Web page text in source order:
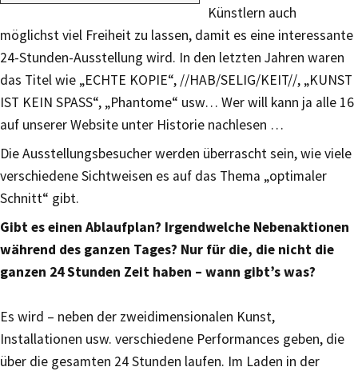
Künstlern auch
möglichst viel Freiheit zu lassen, damit es eine interessante
24-Stunden-Ausstellung wird. In den letzten Jahren waren
das Titel wie „ECHTE KOPIE“, //HAB/SELIG/KEIT//, „KUNST
IST KEIN SPASS“, „Phantome“ usw… Wer will kann ja alle 16
auf unserer Website unter Historie nachlesen …
Die Ausstellungsbesucher werden überrascht sein, wie viele
verschiedene Sichtweisen es auf das Thema „optimaler
Schnitt“ gibt.
Gibt es einen Ablaufplan? Irgendwelche Nebenaktionen
während des ganzen Tages? Nur für die, die nicht die
ganzen 24 Stunden Zeit haben – wann gibt’s was?
Es wird – neben der zweidimensionalen Kunst,
Installationen usw. verschiedene Performances geben, die
über die gesamten 24 Stunden laufen. Im Laden in der